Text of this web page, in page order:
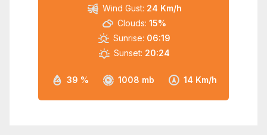
39 % 1008 mb 14 Km/h
Wind Gust: 24 Km/h
Clouds: 15%
Sunrise: 06:19
Sunset: 20:24